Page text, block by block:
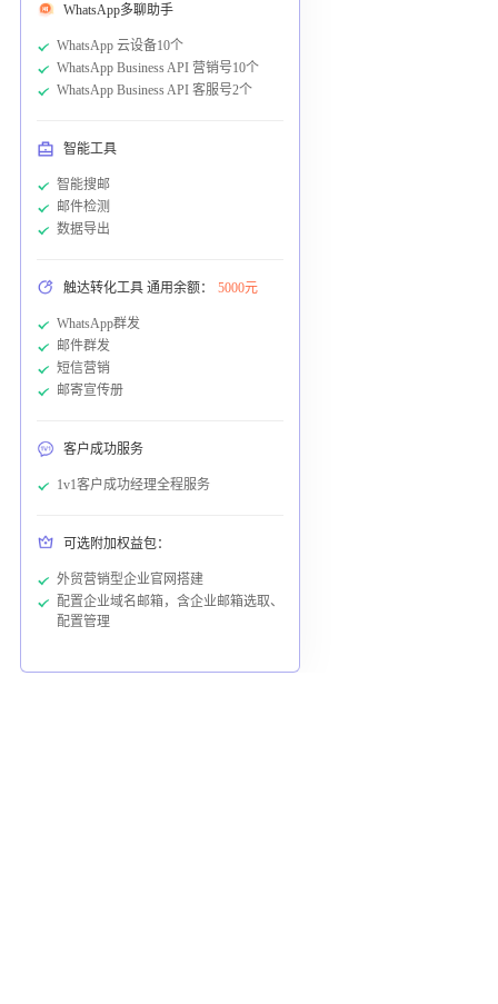
WhatsApp多聊助手
WhatsApp 云设备10个
WhatsApp Business API 营销号10个
WhatsApp Business API 客服号2个
智能工具
智能搜邮
邮件检测
数据导出
触达转化工具 通用余额： 5000元
WhatsApp群发
邮件群发
短信营销
邮寄宣传册
客户成功服务
1v1客户成功经理全程服务
可选附加权益包：
外贸营销型企业官网搭建
配置企业域名邮箱，含企业邮箱选取、
配置管理